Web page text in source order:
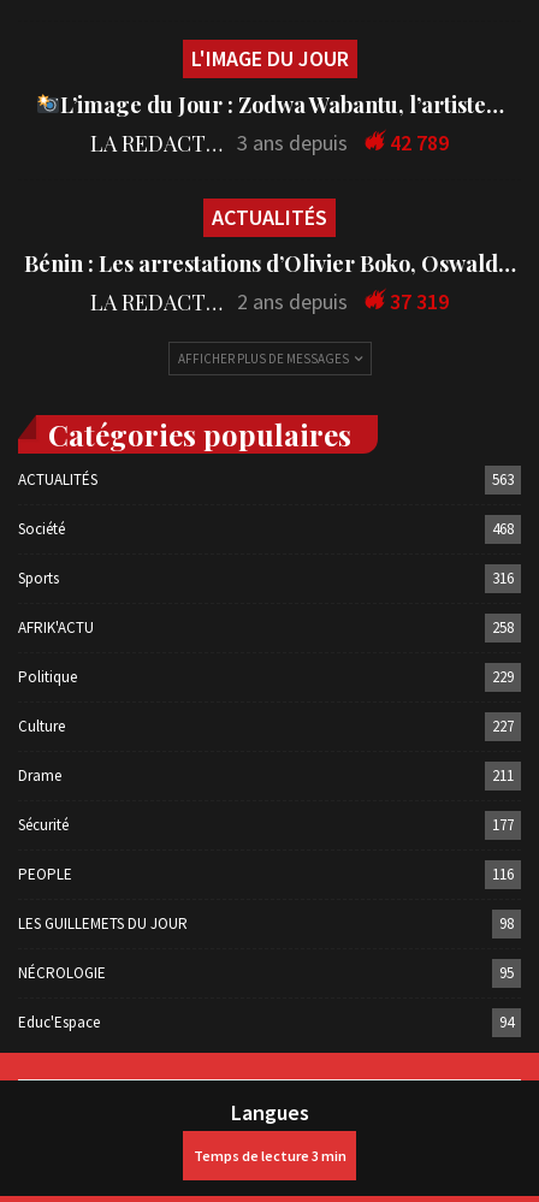
L'IMAGE DU JOUR
L’image du Jour : Zodwa Wabantu, l’artiste…
LA REDACTION 3 ans depuis 42 789
ACTUALITÉS
Bénin : Les arrestations d’Olivier Boko, Oswald…
LA REDACTION 2 ans depuis 37 319
AFFICHER PLUS DE MESSAGES
Catégories populaires
ACTUALITÉS 563
Société 468
Sports 316
AFRIK'ACTU 258
Politique 229
Culture 227
Drame 211
Sécurité 177
PEOPLE 116
LES GUILLEMETS DU JOUR 98
NÉCROLOGIE 95
Educ'Espace 94
Langues